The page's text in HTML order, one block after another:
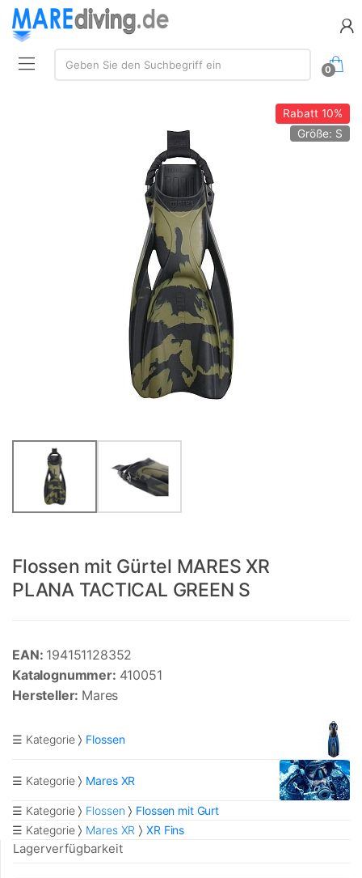
Suche:
Geben Sie den Suchbegriff ein
0
Rabatt10%
Größe: S
Flossen mit Gürtel MARES XR
PLANA TACTICAL GREEN S
EAN: 194151128352
Katalognummer: 410051
Hersteller: Mares
☰ Kategorie Flossen
☰ Kategorie Mares XR
☰ Kategorie Flossen
Flossen mit Gurt
☰ Kategorie
Mares XR XR Fins
Lagerverfügbarkeit